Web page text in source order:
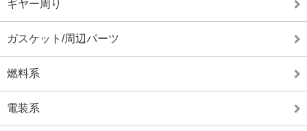
ギヤー周り
ガスケット/周辺パーツ
燃料系
電装系